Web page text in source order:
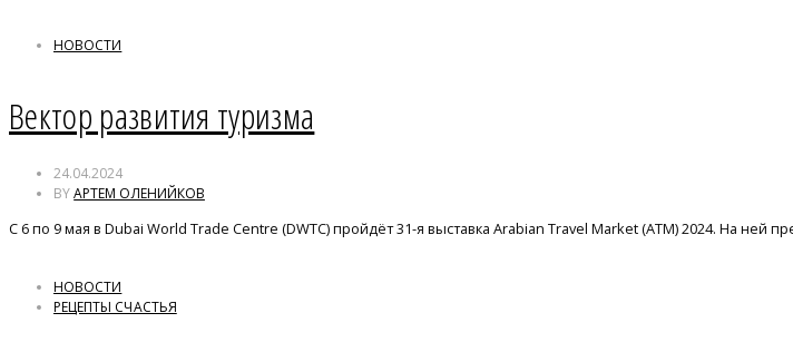
НОВОСТИ
Вектор развития туризма
24.04.2024
BYАРТЕМ ОЛЕНИЙКОВ
С 6 по 9 мая в Dubai World Trade Centre (DWTC) пройдёт 31-я выставка Arabian Travel Market (ATM) 2024. На
НОВОСТИ
РЕЦЕПТЫ СЧАСТЬЯ